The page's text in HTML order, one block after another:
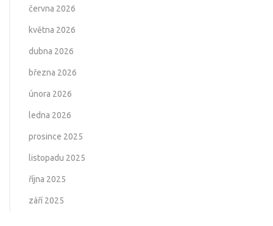
června 2026
května 2026
dubna 2026
března 2026
února 2026
ledna 2026
prosince 2025
listopadu 2025
října 2025
září 2025